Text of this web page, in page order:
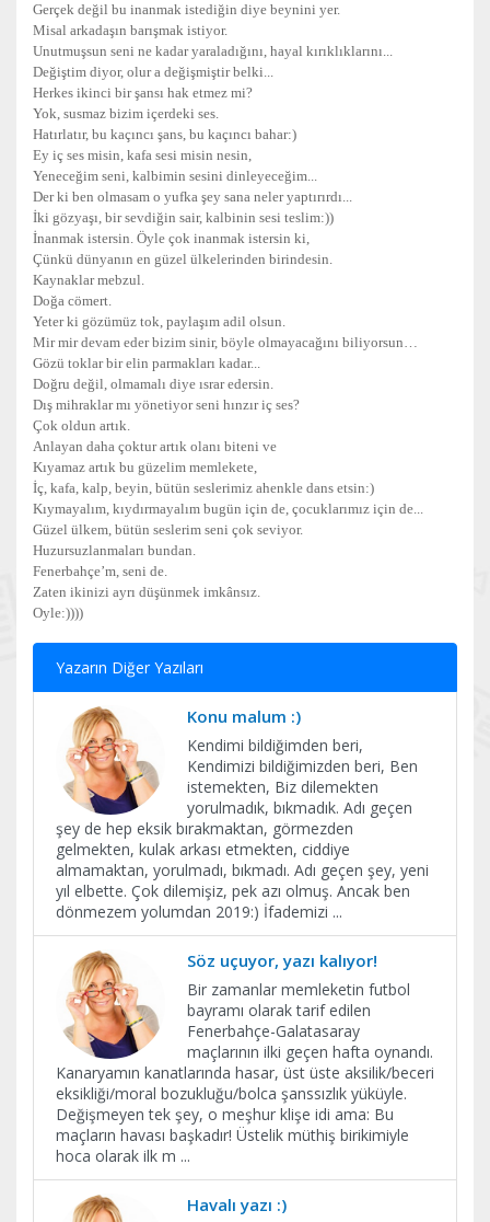
Gerçek değil bu inanmak istediğin diye beynini yer.
Misal arkadaşın barışmak istiyor.
Unutmuşsun seni ne kadar yaraladığını, hayal kırıklıklarını...
Değiştim diyor, olur a değişmiştir belki...
Herkes ikinci bir şansı hak etmez mi?
Yok, susmaz bizim içerdeki ses.
Hatırlatır, bu kaçıncı şans, bu kaçıncı bahar:)
Ey iç ses misin, kafa sesi misin nesin,
Yeneceğim seni, kalbimin sesini dinleyeceğim...
Der ki ben olmasam o yufka şey sana neler yaptırırdı...
İki gözyaşı, bir sevdiğin sair, kalbinin sesi teslim:))
İnanmak istersin. Öyle çok inanmak istersin ki,
Çünkü dünyanın en güzel ülkelerinden birindesin.
Kaynaklar mebzul.
Doğa cömert.
Yeter ki gözümüz tok, paylaşım adil olsun.
Mir mir devam eder bizim sinir, böyle olmayacağını biliyorsun…
Gözü toklar bir elin parmakları kadar...
Doğru değil, olmamalı diye ısrar edersin.
Dış mihraklar mı yönetiyor seni hınzır iç ses?
Çok oldun artık.
Anlayan daha çoktur artık olanı biteni ve
Kıyamaz artık bu güzelim memlekete,
İç, kafa, kalp, beyin, bütün seslerimiz ahenkle dans etsin:)
Kıymayalım, kıydırmayalım bugün için de, çocuklarımız için de...
Güzel ülkem, bütün seslerim seni çok seviyor.
Huzursuzlanmaları bundan.
Fenerbahçe’m, seni de.
Zaten ikinizi ayrı düşünmek imkânsız.
Oyle:))))
Yazarın Diğer Yazıları
Konu malum :)
Kendimi bildiğimden beri,
Kendimizi bildiğimizden beri, Ben
istemekten, Biz dilemekten
yorulmadık, bıkmadık. Adı geçen
şey de hep eksik bırakmaktan, görmezden
gelmekten, kulak arkası etmekten, ciddiye
almamaktan, yorulmadı, bıkmadı. Adı geçen şey, yeni
yıl elbette. Çok dilemişiz, pek azı olmuş. Ancak ben
dönmezem yolumdan 2019:) İfademizi ...
Söz uçuyor, yazı kalıyor!
Bir zamanlar memleketin futbol
bayramı olarak tarif edilen
Fenerbahçe-Galatasaray
maçlarının ilki geçen hafta oynandı.
Kanaryamın kanatlarında hasar, üst üste aksilik/beceri
eksikliği/moral bozukluğu/bolca şanssızlık yüküyle.
Değişmeyen tek şey, o meşhur klişe idi ama: Bu
maçların havası başkadır! Üstelik müthiş birikimiyle
hoca olarak ilk m ...
Havalı yazı :)